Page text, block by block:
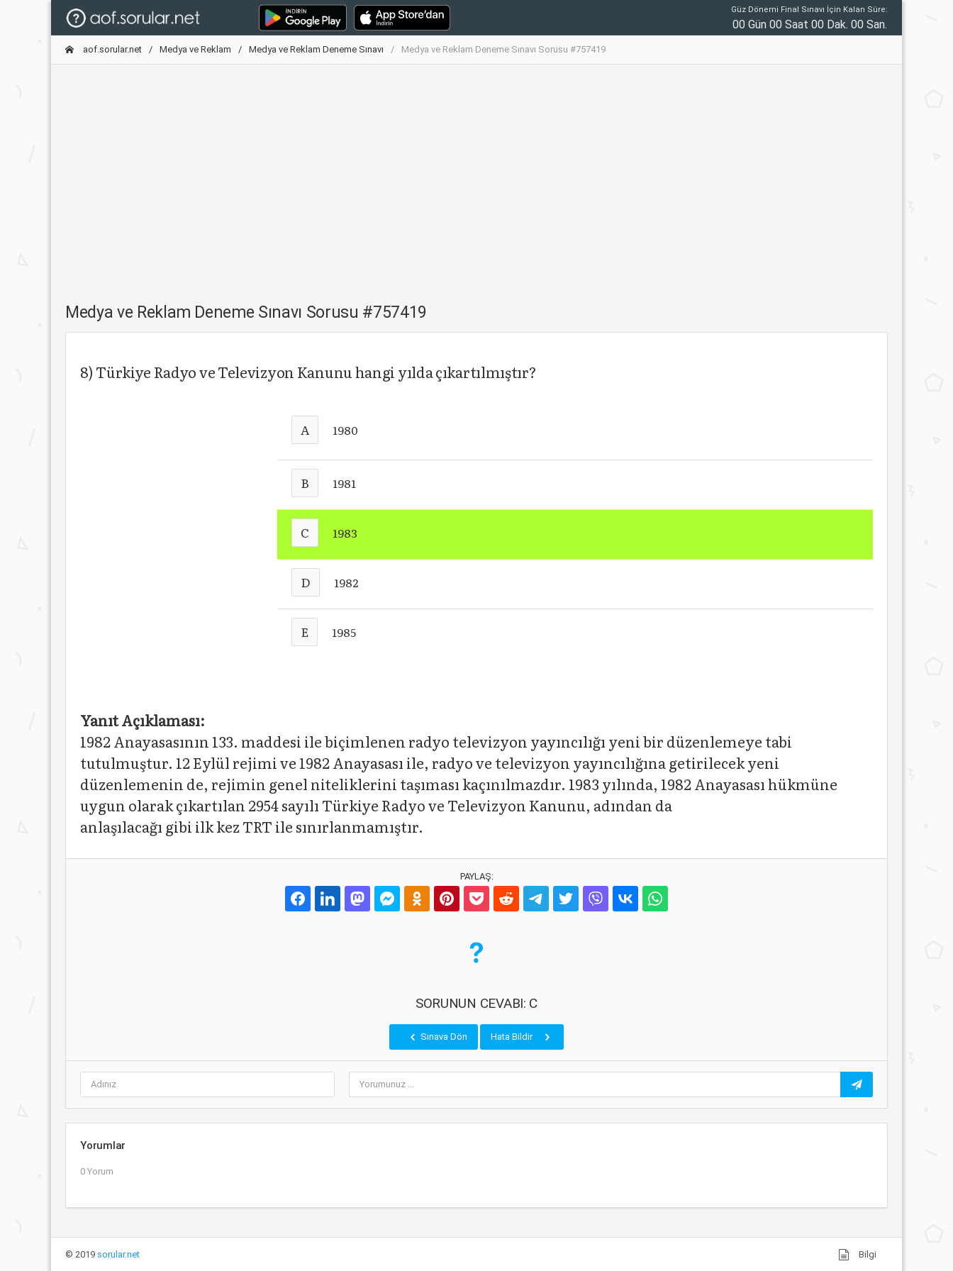
Güz Dönemi Final Sınavı İçin Kalan Süre:
00 Gün 00 Saat 00 Dak. 00 San.
aof.sorular.net Medya ve Reklam Medya ve Reklam Deneme Sınavı Medya ve Reklam Deneme Sınavı Sorusu #757419
Medya ve Reklam Deneme Sınavı Sorusu #757419
8) Türkiye Radyo ve Televizyon Kanunu hangi yılda çıkartılmıştır?
A 1980
B 1981
C 1983
D 1982
E 1985
Yanıt Açıklaması:
1982 Anayasasının 133. maddesi ile biçimlenen radyo televizyon yayıncılığı yeni bir düzenlemeye tabi
tutulmuştur. 12 Eylül rejimi ve 1982 Anayasası ile, radyo ve televizyon yayıncılığına getirilecek yeni
düzenlemenin de, rejimin genel niteliklerini taşıması kaçınılmazdır. 1983 yılında, 1982 Anayasası hükmüne
uygun olarak çıkartılan 2954 sayılı Türkiye Radyo ve Televizyon Kanunu, adından da
anlaşılacağı gibi ilk kez TRT ile sınırlanmamıştır.
PAYLAŞ:
SORUNUN CEVABI: C
Sınava Dön Hata Bildir
Yorumlar
0 Yorum
© 2019 sorular.net Bilgi